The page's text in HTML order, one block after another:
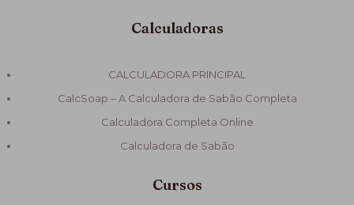
Calculadoras
CALCULADORA PRINCIPAL
CalcSoap – A Calculadora de Sabão Completa
Calculadora Completa Online
Calculadora de Sabão
Cursos